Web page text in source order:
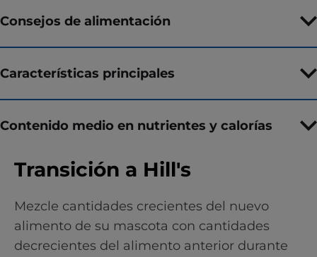
Consejos de alimentación
Características principales
Contenido medio en nutrientes y calorías
Transición a Hill's
Mezcle cantidades crecientes del nuevo
alimento de su mascota con cantidades
decrecientes del alimento anterior durante